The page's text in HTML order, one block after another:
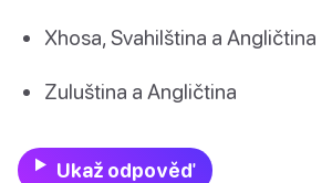
Xhosa, Svahilština a Angličtina
Zuluština a Angličtina
Ukaž odpověď